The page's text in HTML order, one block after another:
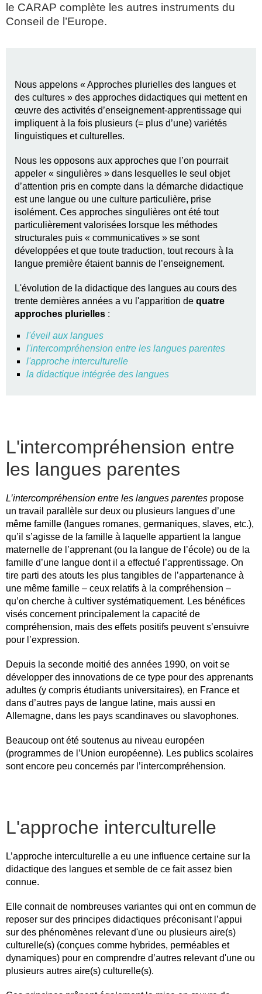
le CARAP complète les autres instruments du
Conseil de l’Europe.
Nous appelons « Approches plurielles des langues et
des cultures » des approches didactiques qui mettent en
œuvre des activités d’enseignement-apprentissage qui
impliquent à la fois plusieurs (= plus d’une) variétés
linguistiques et culturelles.
Nous les opposons aux approches que l’on pourrait
appeler « singulières » dans lesquelles le seul objet
d’attention pris en compte dans la démarche didactique
est une langue ou une culture particulière, prise
isolément. Ces approches singulières ont été tout
particulièrement valorisées lorsque les méthodes
structurales puis « communicatives » se sont
développées et que toute traduction, tout recours à la
langue première étaient bannis de l’enseignement.
L'évolution de la didactique des langues au cours des
trente dernières années a vu l'apparition de quatre
approches plurielles :
l'éveil aux langues
l'intercompréhension entre les langues parentes
l'approche interculturelle
la didactique intégrée des langues
L'intercompréhension entre
les langues parentes
L’intercompréhension entre les langues parentes propose
un travail parallèle sur deux ou plusieurs langues d’une
même famille (langues romanes, germaniques, slaves, etc.),
qu’il s’agisse de la famille à laquelle appartient la langue
maternelle de l’apprenant (ou la langue de l’école) ou de la
famille d’une langue dont il a effectué l’apprentissage. On
tire parti des atouts les plus tangibles de l’appartenance à
une même famille – ceux relatifs à la compréhension –
qu’on cherche à cultiver systématiquement. Les bénéfices
visés concernent principalement la capacité de
compréhension, mais des effets positifs peuvent s’ensuivre
pour l’expression.
Depuis la seconde moitié des années 1990, on voit se
développer des innovations de ce type pour des apprenants
adultes (y compris étudiants universitaires), en France et
dans d’autres pays de langue latine, mais aussi en
Allemagne, dans les pays scandinaves ou slavophones.
Beaucoup ont été soutenus au niveau européen
(programmes de l’Union européenne). Les publics scolaires
sont encore peu concernés par l’intercompréhension.
L'approche interculturelle
L’approche interculturelle a eu une influence certaine sur la
didactique des langues et semble de ce fait assez bien
connue.
Elle connait de nombreuses variantes qui ont en commun de
reposer sur des principes didactiques préconisant l’appui
sur des phénomènes relevant d'une ou plusieurs aire(s)
culturelle(s) (conçues comme hybrides, perméables et
dynamiques) pour en comprendre d’autres relevant d'une ou
plusieurs autres aire(s) culturelle(s).